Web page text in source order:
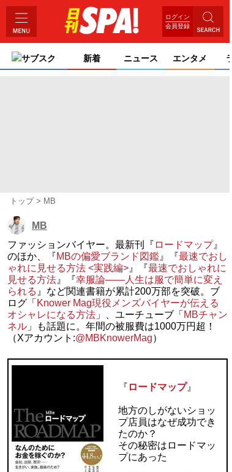
ログイン
会員登録
サブスク 新着 ニュース エンタメ
トップ MB
MB
ファッションバイヤー。最新刊『 ロードマップ』
のほか、『MBの偏愛ブランド図鑑 』『最速でおし
ゃれに見せる方法 <実践編> 』『最速でおしゃれに
見せる方法 』『幸服論――人生は服で簡単に変え
られる 』など関連書籍が累計200万部を突破。ブ
ログ「 Knower Mag現役メンズバイヤーが伝える
オシャレになる方法 」、ユーチューブ「 MBチャン
ネル 」も話題に。年間の被服費は1000万円超！
（Xアカウント:@MBKnowerMag）
『 ロードマップ』
地方のしがないショッ
プ店員はなぜ成功でき
たのか？
その秘密はロードマッ
プにあった